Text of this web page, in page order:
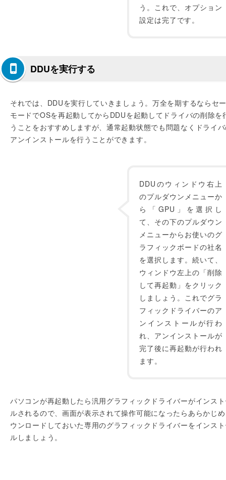
う。これで、オプション
設定は完了です。
DDUを実行する
それでは、DDUを実行していきましょう。万全を期するならセ
モードでOSを再起動してからDDUを起動してドライバの削除を
うことをおすすめしますが、通常起動状態でも問題なくドライ
アンインストールを行うことができます。
DDUのウィンドウ右上
のプルダウンメニューか
ら「GPU」を選択し
て、その下のプルダウン
メニューからお使いのグ
ラフィックボードの社名
を選択します。続いて、
ウィンドウ左上の「削除
して再起動」をクリック
しましょう。これでグラ
フィックドライバーのア
ンインストールが行わ
れ、アンインストールが
完了後に再起動が行われ
ます。
パソコンが再起動したら汎用グラフィックドライバーがインス
ルされるので、画面が表示されて操作可能になったらあらかじ
ウンロードしておいた専用のグラフィックドライバーをインス
ルしましょう。